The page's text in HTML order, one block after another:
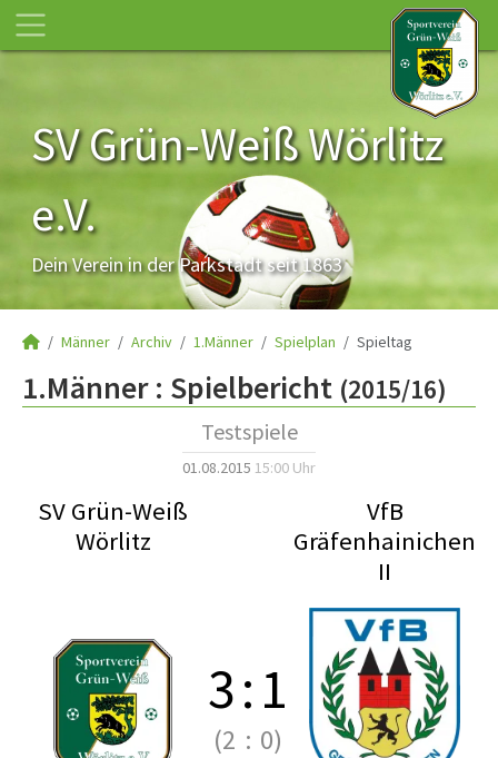
SV Grün-Weiß Wörlitz
e.V.
Dein Verein in der Parkstadt seit 1863
Männer Archiv 1.Männer Spielplan Spieltag
1.Männer : Spielbericht (2015/16)
Testspiele
01.08.2015 15:00 Uhr
SV Grün-Weiß
Wörlitz
VfB
Gräfenhainichen
II
3:1
(2 : 0)